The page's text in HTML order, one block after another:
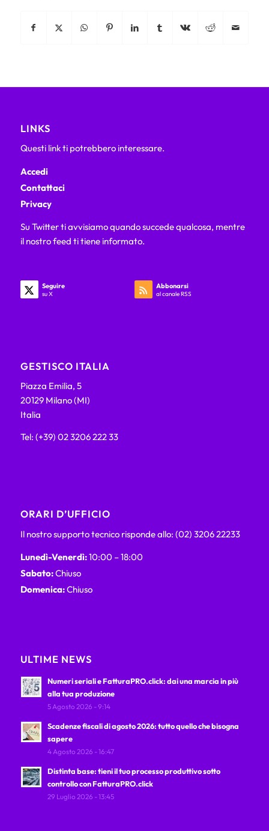
LINKS
Questi link ti potrebbero interessare.
Accedi
Contattaci
Privacy
Su Twitter ti avvisiamo quando succede qualcosa, mentre
il nostro feed ti tiene informato.
Seguire
su X
Abbonarsi
al canale RSS
GESTISCO ITALIA
Piazza Emilia, 5
20129 Milano (MI)
Italia
Tel: (+39) 02 3206 222 33
ORARI D’UFFICIO
Il nostro supporto tecnico risponde allo: (02) 3206 22233
Lunedì-Venerdì:10:00 – 18:00
Sabato:Chiuso
Domenica:Chiuso
ULTIME NEWS
Numeri seriali e FatturaPRO.click: dai una marcia in più
alla tua produzione
5 Agosto 2026 - 9:14
Scadenze fiscali di agosto 2026: tutto quello che bisogna
sapere
4 Agosto 2026 - 16:47
Distinta base: tieni il tuo processo produttivo sotto
controllo con FatturaPRO.click
29 Luglio 2026 - 13:45